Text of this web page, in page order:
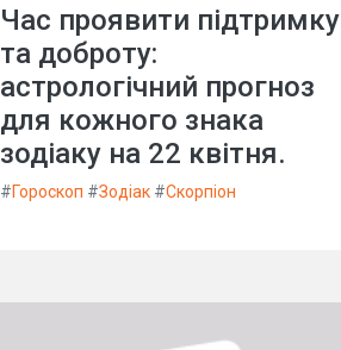
Час проявити підтримку
та доброту:
астрологічний прогноз
для кожного знака
зодіаку на 22 квітня.
#Гороскоп #Зодіак #Скорпіон